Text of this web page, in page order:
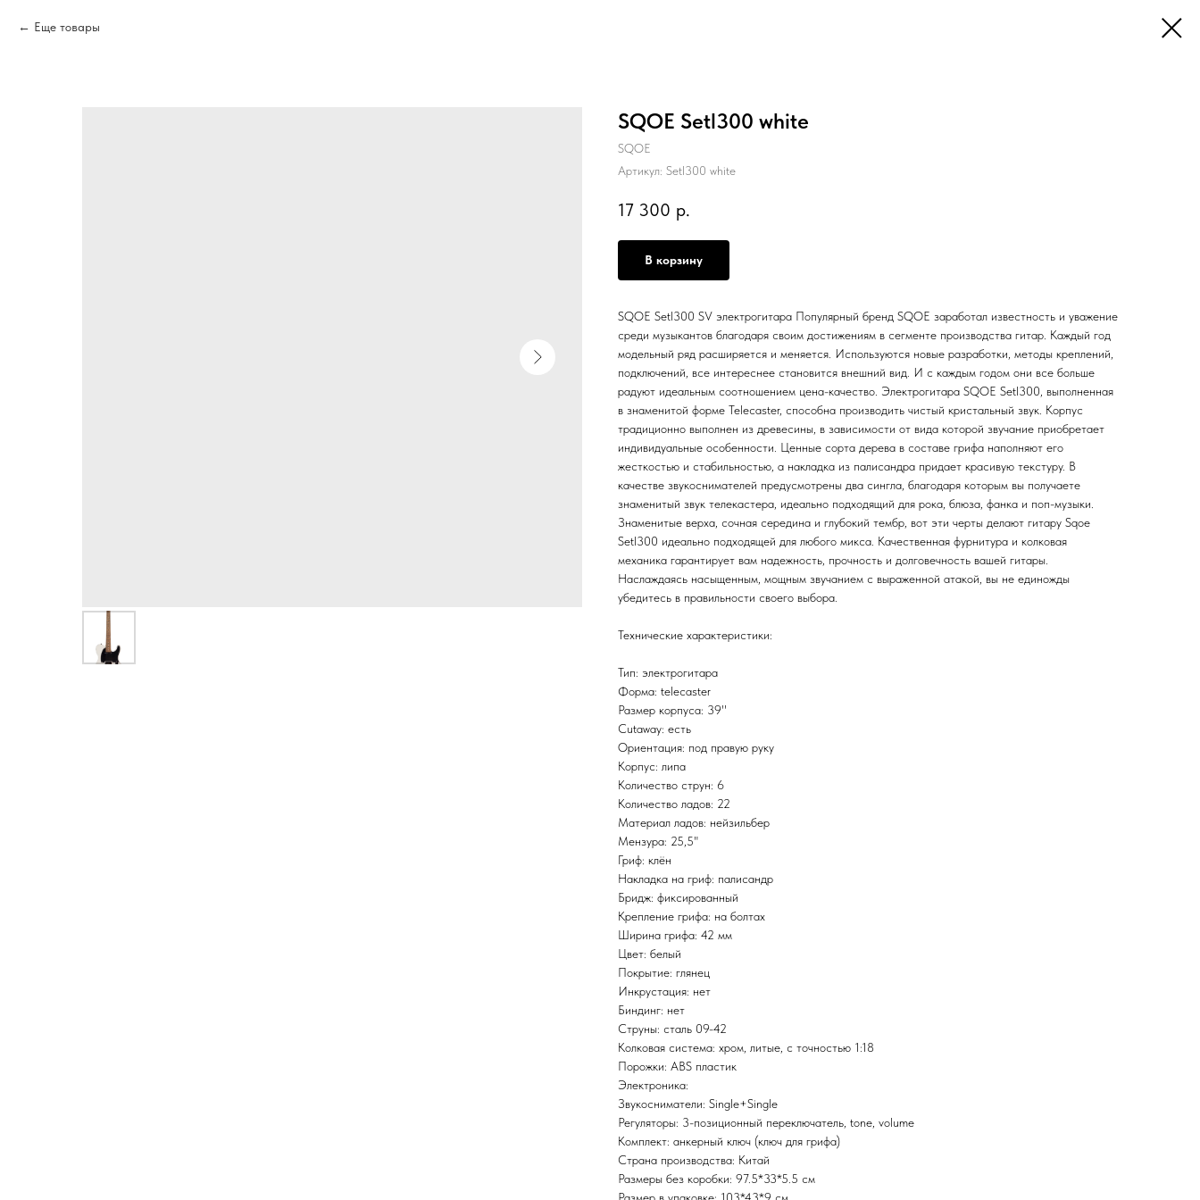
Еще товары
SQOE Setl300 white
SQOE
Артикул: Setl300 white
17 300 р.
В корзину
SQOE Setl300 SV электрогитара Популярный бренд SQOE заработал известность и уважение
среди музыкантов благодаря своим достижениям в сегменте производства гитар. Каждый год
модельный ряд расширяется и меняется. Используются новые разработки, методы креплений,
подключений, все интереснее становится внешний вид. И с каждым годом они все больше
радуют идеальным соотношением цена-качество. Электрогитара SQOE Setl300, выполненная
в знаменитой форме Telecaster, способна производить чистый кристальный звук. Корпус
традиционно выполнен из древесины, в зависимости от вида которой звучание приобретает
индивидуальные особенности. Ценные сорта дерева в составе грифа наполняют его
жесткостью и стабильностью, а накладка из палисандра придает красивую текстуру. В
качестве звукоснимателей предусмотрены два сингла, благодаря которым вы получаете
знаменитый звук телекастера, идеально подходящий для рока, блюза, фанка и поп-музыки.
Знаменитые верха, сочная середина и глубокий тембр, вот эти черты делают гитару Sqoe
Setl300 идеально подходящей для любого микса. Качественная фурнитура и колковая
механика гарантирует вам надежность, прочность и долговечность вашей гитары.
Наслаждаясь насыщенным, мощным звучанием с выраженной атакой, вы не единожды
убедитесь в правильности своего выбора.
Технические характеристики:
Тип: электрогитара
Форма: telecaster
Размер корпуса: 39''
Cutaway: есть
Ориентация: под правую руку
Корпус: липа
Количество струн: 6
Количество ладов: 22
Материал ладов: нейзильбер
Мензура: 25,5"
Гриф: клён
Накладка на гриф: палисандр
Бридж: фиксированный
Крепление грифа: на болтах
Ширина грифа: 42 мм
Цвет: белый
Покрытие: глянец
Инкрустация: нет
Биндинг: нет
Струны: сталь 09-42
Колковая система: хром, литые, с точностью 1:18
Порожки: ABS пластик
Электроника:
Звукосниматели: Single+Single
Регуляторы: 3-позиционный переключатель, tone, volume
Комплект: анкерный ключ (ключ для грифа)
Страна производства: Китай
Размеры без коробки: 97.5*33*5.5 см